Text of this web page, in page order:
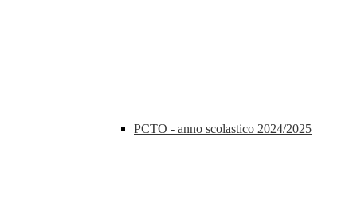
PCTO - anno scolastico 2024/2025